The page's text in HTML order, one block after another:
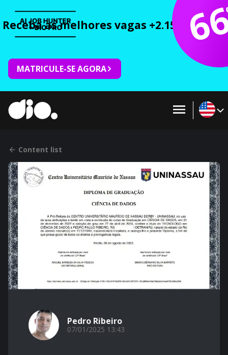
Receba as melhores vagas +2.150 cursos
MATRICULE-SE AGORA
Content list
Pedro Ribeiro
07/01/2025 13:43